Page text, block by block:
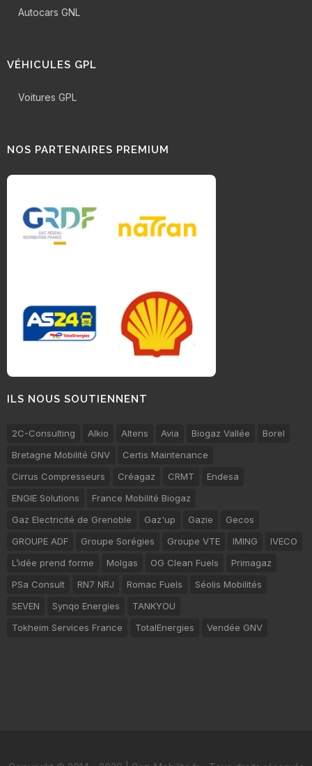
Autocars GNL
VÉHICULES GPL
Voitures GPL
NOS PARTENAIRES PREMIUM
ILS NOUS SOUTIENNENT
2C-Consulting Alkio Altens Avia Biogaz Vallée
Borel
Bretagne Mobilité GNV
Certis Maintenance
Cirrus Compresseurs
Créagaz CRMT
Endesa
ENGIE Solutions
France Mobilité Biogaz
Gaz Electricité de Grenoble
Gaz'up Gazie
Gecos
GROUPE ADF
Groupe Sorégies Groupe VTE IMING
IVECO
L’idée prend forme
Molgas OG Clean Fuels
Primagaz
PSa Consult
RN7 NRJ Romac Fuels
Séolis Mobilités
SEVEN
Synqo Energies
TANKYOU
Tokheim Services France
TotalEnergies Vendée GNV